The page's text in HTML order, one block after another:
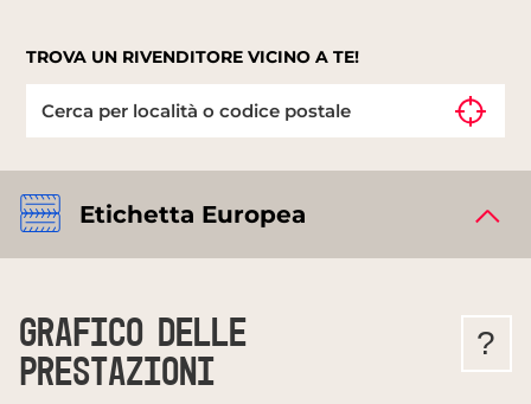
TROVA UN RIVENDITORE VICINO A TE!
Etichetta Europea
GRAFICO DELLE
PRESTAZIONI
?